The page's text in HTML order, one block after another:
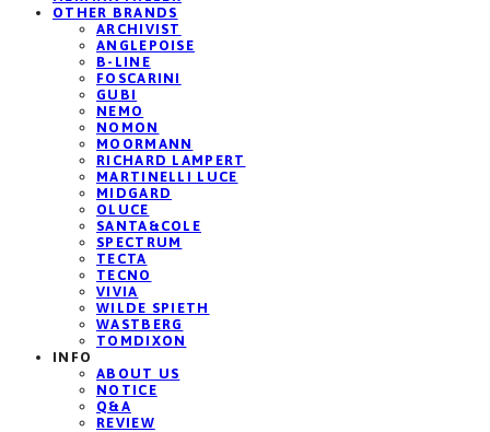
OTHER BRANDS
ARCHIVIST
ANGLEPOISE
B-LINE
FOSCARINI
GUBI
NEMO
NOMON
MOORMANN
RICHARD LAMPERT
MARTINELLI LUCE
MIDGARD
OLUCE
SANTA&COLE
SPECTRUM
TECTA
TECNO
VIVIA
WILDE SPIETH
WASTBERG
TOMDIXON
INFO
ABOUT US
NOTICE
Q&A
REVIEW